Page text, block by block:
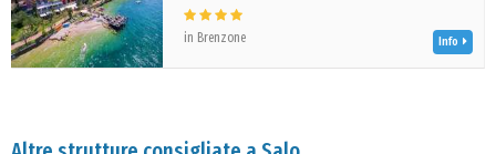
in Brenzone Info